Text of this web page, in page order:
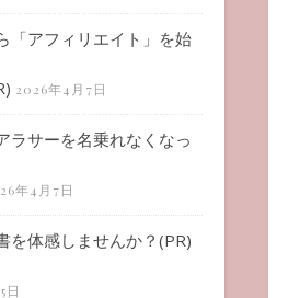
「アフィリエイト」を始
2026年4月7日
ラサーを名乗れなくなっ
年4月7日
を体感しませんか？(PR)
日